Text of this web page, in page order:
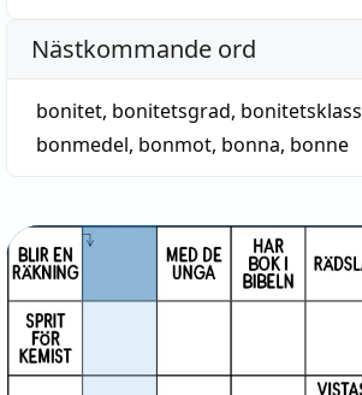
Nästkommande ord
bonitet, bonitetsgrad, bonitetsklass
bonmedel, bonmot, bonna, bonne